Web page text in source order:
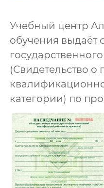
Учебный центр
обучения выдаёт
(Свидетельство о
категории) по